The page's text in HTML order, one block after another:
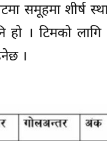
समूहमा शीर्ष
हो । टिमको
।